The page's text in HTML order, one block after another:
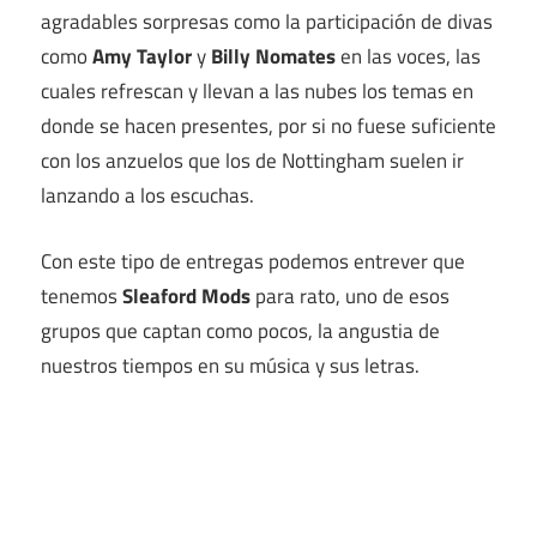
agradables sorpresas como la participación de divas
comoAmy TayloryBilly Nomatesen las voces, las
cuales refrescan y llevan a las nubes los temas en
donde se hacen presentes, por si no fuese suficiente
con los anzuelos que los de Nottingham suelen ir
lanzando a los escuchas.
Con este tipo de entregas podemos entrever que
tenemosSleaford Modspara rato, uno de esos
grupos que captan como pocos, la angustia de
nuestros tiempos en su música y sus letras.